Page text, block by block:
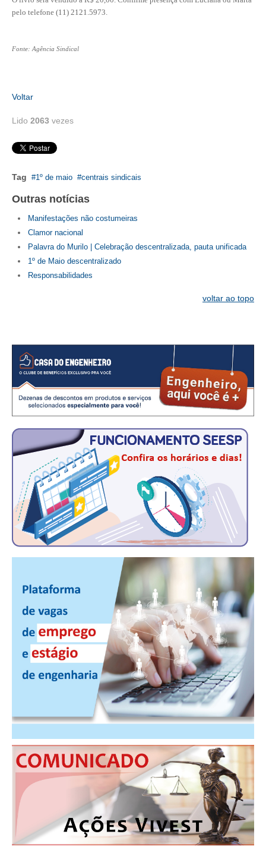
CURSOS
SEESP EDUCAÇÃO
PLATAFORMAS GRATUITAS
BENEFÍCIOS
PLANO DE SAÚDE
SEESPPREV
CONSÓRCIOS
NOTÍCIAS
CONTEÚDO ESPECIAL
SEESP NOTÍCIAS
NOTÍCIAS NO WHATSAPP
FOTOS
PUBLICAÇÕES
PUBLICIDADE
RELEASES
CONTATO
CADASTRO
ASSOCIE-SE
ATUALIZAÇÃO CADASTRAL
pelo telefone (11) 2121.5973.
Fonte: Agência Sindical
Voltar
Lido 2063 vezes
Tag 1º de maio centrais sindicais
Outras notícias
Manifestações não costumeiras
Clamor nacional
Palavra do Murilo | Celebração descentralizada, pauta unificada
1º de Maio descentralizado
Responsabilidades
voltar ao topo